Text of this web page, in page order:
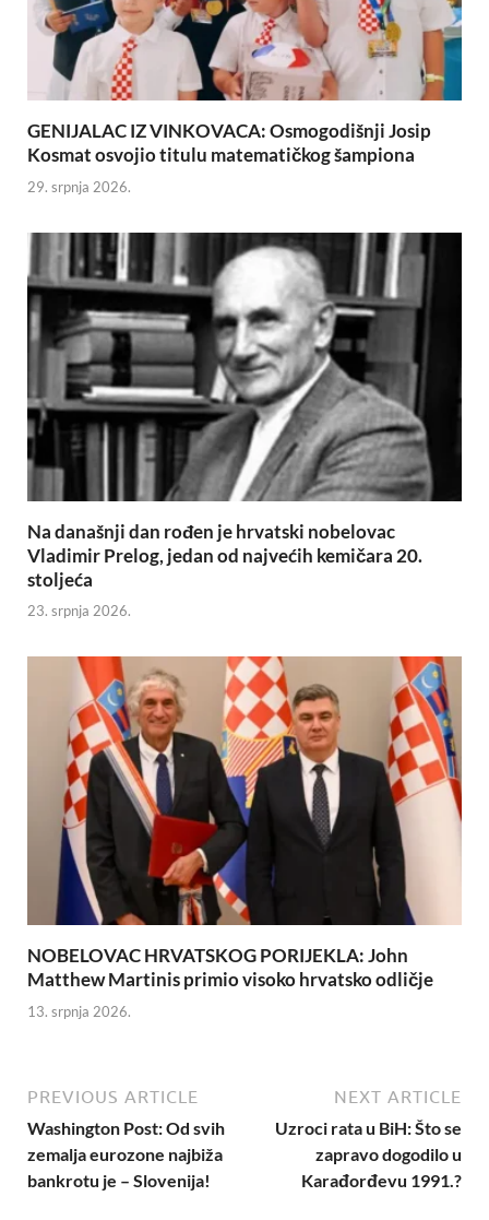
GENIJALAC IZ VINKOVACA: Osmogodišnji Josip
Kosmat osvojio titulu matematičkog šampiona
29. srpnja 2026.
Na današnji dan rođen je hrvatski nobelovac
Vladimir Prelog, jedan od najvećih kemičara 20.
stoljeća
23. srpnja 2026.
NOBELOVAC HRVATSKOG PORIJEKLA: John
Matthew Martinis primio visoko hrvatsko odličje
13. srpnja 2026.
PREVIOUS ARTICLE
Washington Post: Od svih
zemalja eurozone najbiža
bankrotu je – Slovenija!
NEXT ARTICLE
Uzroci rata u BiH: Što se
zapravo dogodilo u
Karađorđevu 1991.?